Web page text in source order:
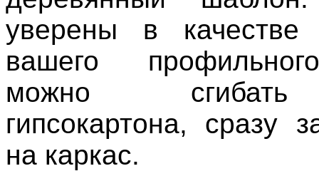
уверены в качестве
вашего
можно
гипсокартона, сразу
на каркас.